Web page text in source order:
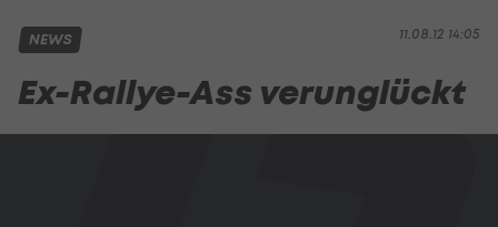
11.08.12 14:05
NEWS
Ex-Rallye-Ass verunglückt